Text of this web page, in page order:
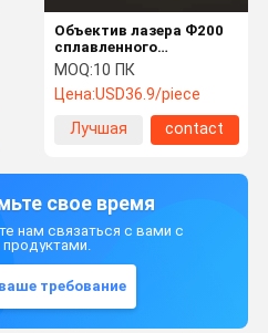
Объектив лазера Ф200
сплавленного
кремнезема 34*8.3мм
особой чистоты
коллимируя
MOQ:10 ПК
Цена:USD36.9/piece
Лучшая
contact
свое время
нам связаться с вами с
требование